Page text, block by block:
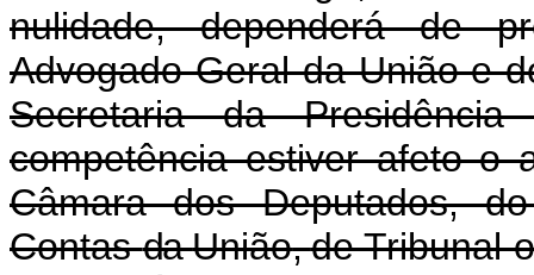
nulidade, dependerá de
Advogado-Geral da União e
Secretaria da
competência estiver afeto o
Câmara dos Deputados,
ContasdaUnião,de Tribunal